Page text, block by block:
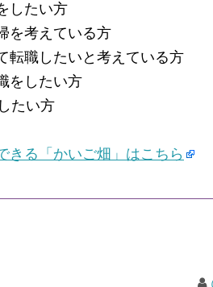
したい方
を考えている方
転職したいと考えている方
をしたい方
たい方
きる「かいご畑」はこちら